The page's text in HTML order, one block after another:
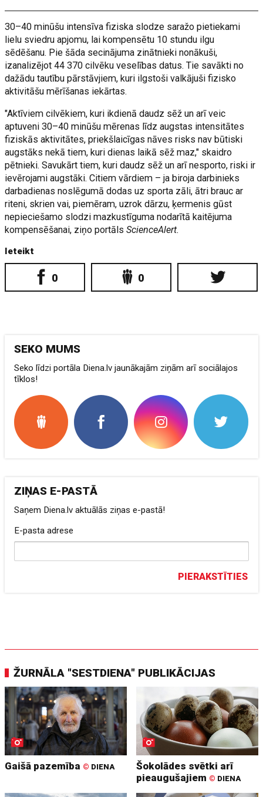
30–40 minūšu intensīva fiziska slodze saražo pietiekami
lielu sviedru apjomu, lai kompensētu 10 stundu ilgu
sēdēšanu. Pie šāda secinājuma zinātnieki nonākuši,
izanalizējot 44 370 cilvēku veselības datus. Tie savākti no
dažādu tautību pārstāvjiem, kuri ilgstoši valkājuši fizisko
aktivitāšu mērīšanas iekārtas.
"Aktīviem cilvēkiem, kuri ikdienā daudz sēž un arī veic
aptuveni 30–40 minūšu mērenas līdz augstas intensitātes
fiziskās aktivitātes, priekšlaicīgas nāves risks nav būtiski
augstāks nekā tiem, kuri dienas laikā sēž maz," skaidro
pētnieki. Savukārt tiem, kuri daudz sēž un arī nesporto, riski ir
ievērojami augstāki. Citiem vārdiem – ja biroja darbinieks
darbadienas noslēgumā dodas uz sporta zāli, ātri brauc ar
riteni, skrien vai, piemēram, uzrok dārzu, ķermenis gūst
nepieciešamo slodzi mazkustīguma nodarītā kaitējuma
kompensēšanai, ziņo portālsScienceAlert.
Ieteikt
0 0
SEKO MUMS
Seko līdzi portāla Diena.lv jaunākajām ziņām arī sociālajos
tīklos!
ZIŅAS E-PASTĀ
Saņem Diena.lv aktuālās ziņas e-pastā!
E-pasta adrese
PIERAKSTĪTIES
ŽURNĀLA "SESTDIENA" PUBLIKĀCIJAS
Gaišā pazemība © DIENA
Šokolādes svētki arī
pieaugušajiem © DIENA